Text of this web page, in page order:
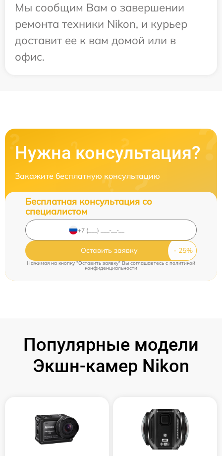
Мы сообщим Вам о завершении
ремонта техники Nikon, и курьер
доставит ее к вам домой или в
офис.
Нужна консультация?
Закажите бесплатную консультацию
Бесплатная консультация со
специалистом
Оставить заявку
Нажимая на кнопку "Оставить заявку" Вы соглашаетесь cполитикой
конфиденциальности
Популярные модели
Экшн-камер Nikon